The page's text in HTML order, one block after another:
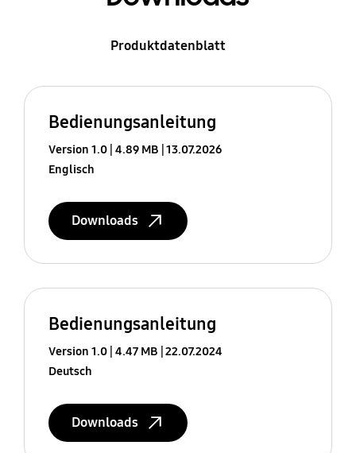
Produktdatenblatt
Bedienungsanleitung
Version 1.0 4.89 MB 13.07.2026
Englisch
Downloads
Bedienungsanleitung
Version 1.0 4.47 MB 22.07.2024
Deutsch
Downloads